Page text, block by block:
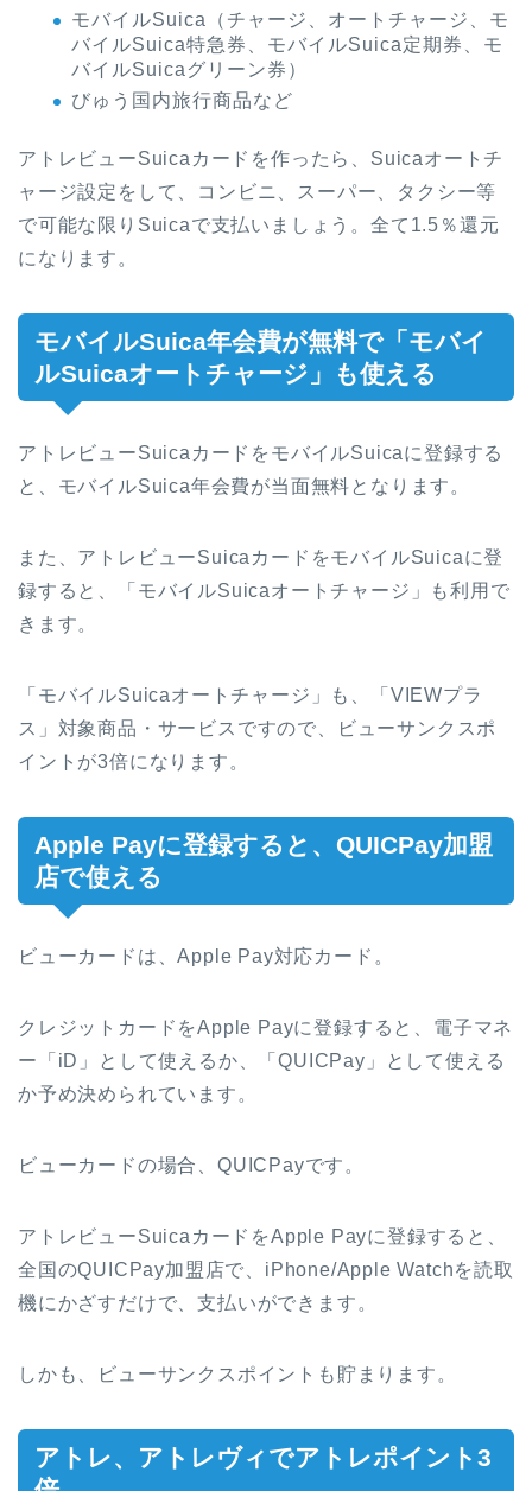
モバイルSuica（チャージ、オートチャージ、モ
バイルSuica特急券、モバイルSuica定期券、モ
バイルSuicaグリーン券）
びゅう国内旅行商品など
アトレビューSuicaカードを作ったら、Suicaオートチ
ャージ設定をして、コンビニ、スーパー、タクシー等
で可能な限りSuicaで支払いましょう。全て1.5％還元
になります。
モバイルSuica年会費が無料で「モバイ
ルSuicaオートチャージ」も使える
アトレビューSuicaカードをモバイルSuicaに登録する
と、モバイルSuica年会費が当面無料となります。
また、アトレビューSuicaカードをモバイルSuicaに登
録すると、「モバイルSuicaオートチャージ」も利用で
きます。
「モバイルSuicaオートチャージ」も、「VIEWプラ
ス」対象商品・サービスですので、ビューサンクスポ
イントが3倍になります。
Apple Payに登録すると、QUICPay加盟
店で使える
ビューカードは、Apple Pay対応カード。
クレジットカードをApple Payに登録すると、電子マネ
ー「iD」として使えるか、「QUICPay」として使える
か予め決められています。
ビューカードの場合、QUICPayです。
アトレビューSuicaカードをApple Payに登録すると、
全国のQUICPay加盟店で、iPhone/Apple Watchを読取
機にかざすだけで、支払いができます。
しかも、ビューサンクスポイントも貯まります。
アトレ、アトレヴィでアトレポイント3